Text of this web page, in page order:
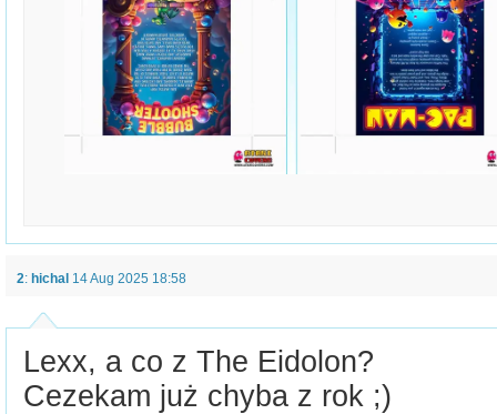
2: hichal 14 Aug 2025 18:58
Lexx, a co z The Eidolon?
Cezekam już chyba z rok ;)